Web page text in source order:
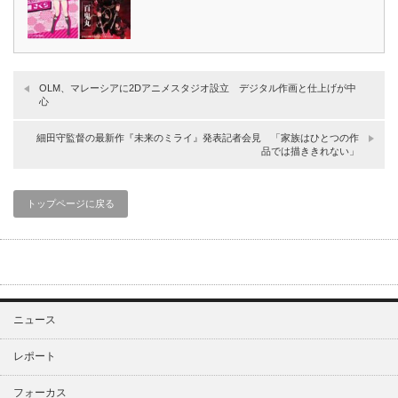
OLM、マレーシアに2Dアニメスタジオ設立 デジタル作画と仕上げが中
心
細田守監督の最新作『未来のミライ』発表記者会見 「家族はひとつの作
品では描ききれない」
トップページに戻る
ニュース
レポート
フォーカス